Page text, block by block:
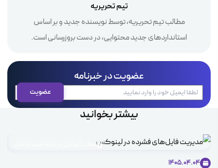
تیم تحریریه
مطالب تیم تحریریه، توسط نویسنده جدید و بر اساس
استانداردهای جدید محتوایی، در دست بروزرسانی است.
عضویت در خبرنامه
بیشتر بخوانید
مطالب آموزشی در زمینه سیستم عامل
1405.04.04